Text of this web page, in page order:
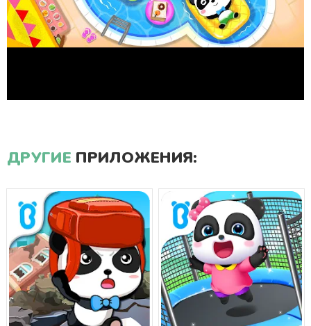
ДРУГИЕ ПРИЛОЖЕНИЯ: